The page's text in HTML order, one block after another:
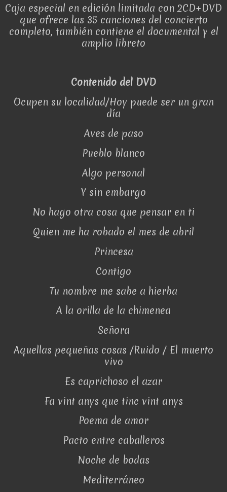
Caja especial en edición limitada con 2CD+DVD
que ofrece las 35 canciones del concierto
completo, también contiene el documental y el
amplio libreto
Contenido del DVD
Ocupen su localidad/Hoy puede ser un gran
día
Aves de paso
Pueblo blanco
Algo personal
Y sin embargo
No hago otra cosa que pensar en ti
Quien me ha robado el mes de abril
Princesa
Contigo
Tu nombre me sabe a hierba
A la orilla de la chimenea
Señora
Aquellas pequeñas cosas /Ruido / El muerto
vivo
Es caprichoso el azar
Fa vint anys que tinc vint anys
Poema de amor
Pacto entre caballeros
Noche de bodas
Mediterráneo